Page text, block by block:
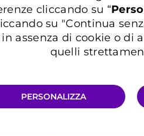
cliccando su “P
su "Continua
assenza di cookie o di
quelli
PERSONALIZZA
Pro 5G
GIGA e Minuti illimitati
a partire da a